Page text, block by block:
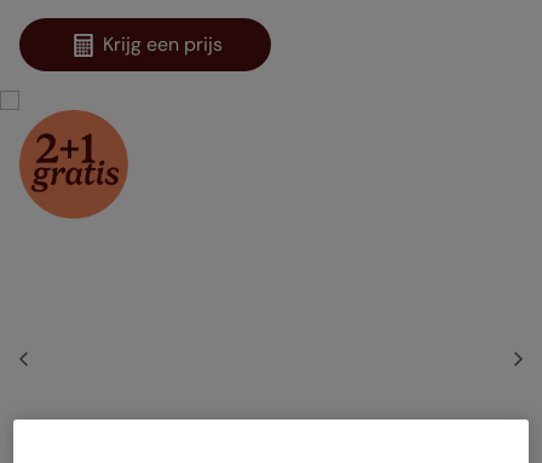
Krijg een prijs